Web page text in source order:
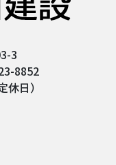
3
8852
日）